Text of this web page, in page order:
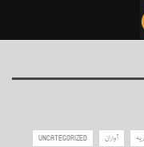
UNCATEGORIZED آواران